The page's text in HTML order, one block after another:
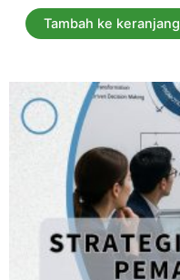
dari
5
Tambah ke keranjang